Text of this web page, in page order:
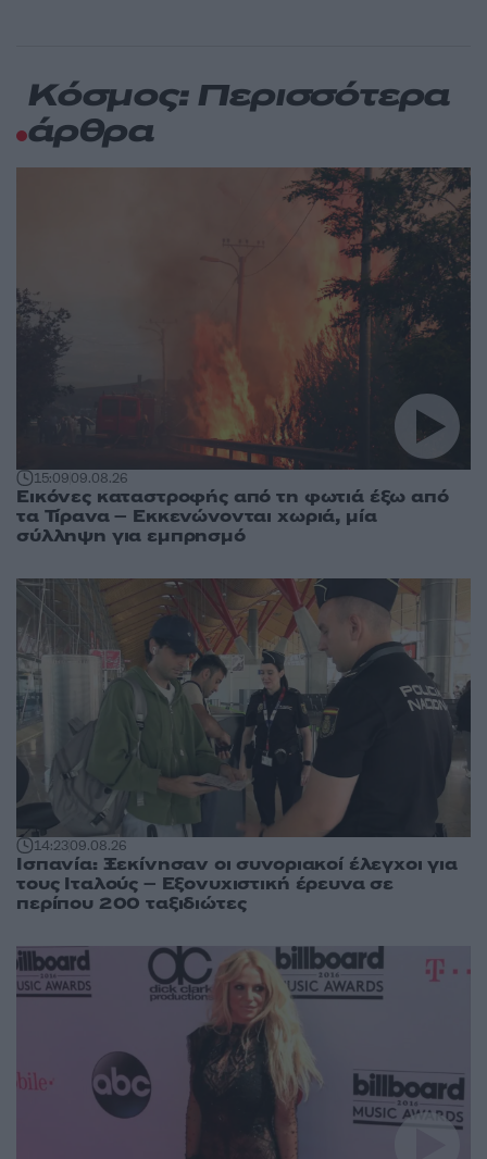
Κόσμος: Περισσότερα
άρθρα
15:0909.08.26
Εικόνες καταστροφής από τη φωτιά έξω από
τα Τίρανα – Εκκενώνονται χωριά, μία
σύλληψη για εμπρησμό
14:2309.08.26
Ισπανία: Ξεκίνησαν οι συνοριακοί έλεγχοι για
τους Ιταλούς – Εξονυχιστική έρευνα σε
περίπου 200 ταξιδιώτες